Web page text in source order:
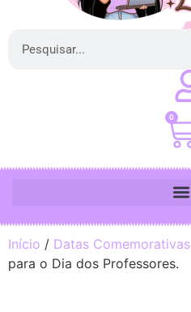
0
Início / Datas Comemorativas
para o Dia dos Professores.